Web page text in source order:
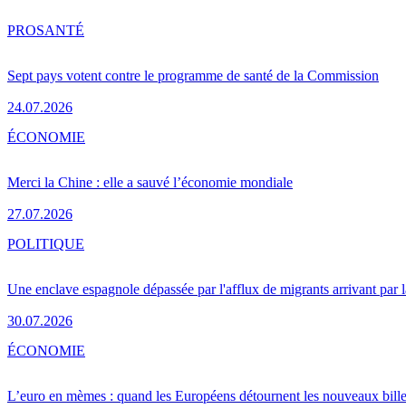
Sept pays votent contre le programme de santé de la Commission
24.07.2026
PROSANTÉ
Merci la Chine : elle a sauvé l’économie mondiale
27.07.2026
ÉCONOMIE
Une enclave espagnole dépassée par l'afflux de migrants arrivant par
30.07.2026
POLITIQUE
L’euro en mèmes : quand les Européens détournent les nouveaux
ÉCONOMIE